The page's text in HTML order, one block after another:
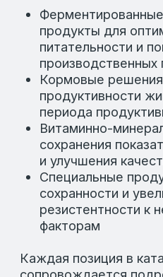
ПОЧЕМУ ВЫБИРАЮТ НАШУ
Мы предлагаем только
решения, которые прошли
тестирования и подтвердили
эффективность на практике.
продукты пользуются
доверием среди
благодаря их качеству и
Мы также обеспечиваем
подход к каждому клиенту,
подобрать продукцию, которая
образом соответствует вашим
потребностям. Работая с нами,
вы получаете не только
продукты, но и экспертную